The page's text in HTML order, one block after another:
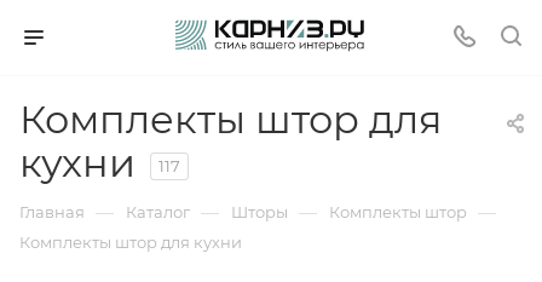
Комплекты штор для
кухни
117
Главная — Каталог — Шторы — Комплекты штор —
Комплекты штор для кухни